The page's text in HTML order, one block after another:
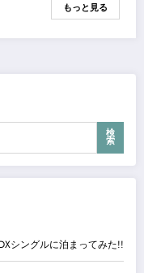
もっと見る
検
索
シングルに泊まってみた!!